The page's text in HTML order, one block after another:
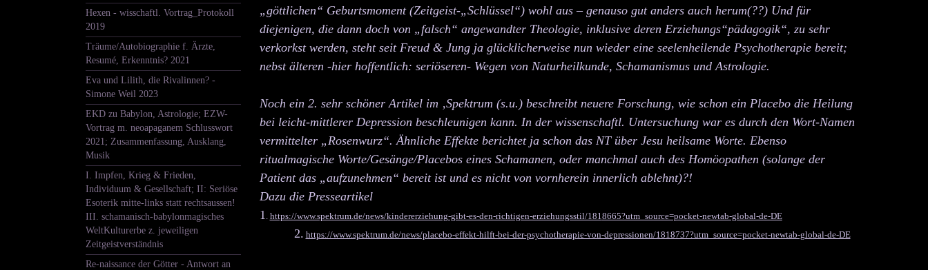
Hexen - wisschaftl. Vortrag_Protokoll
2019
Träume/Autobiographie f. Ärzte,
Resumé, Erkenntnis? 2021
Eva und Lilith, die Rivalinnen? -
Simone Weil 2023
EKD zu Babylon, Astrologie; EZW-
Vortrag m. neoapaganem Schlusswort
2021; Zusammenfassung, Ausklang,
Musik
I. Impfen, Krieg & Frieden,
Individuum & Gesellschaft; II: Seriöse
Esoterik mitte-links statt rechtsaussen!
III. schamanisch-babylonmagisches
WeltKulturerbe z. jeweiligen
Zeitgeistverständnis
Re-naissance der Götter - Antwort an
„göttlichen“ Geburtsmoment (Zeitgeist-„Schlüssel“) wohl aus – genauso gut anders auch herum(??) Und für
diejenigen, die dann doch von „falsch“ angewandter Theologie, inklusive deren Erziehungs“pädagogik“, zu sehr
verkorkst werden, steht seit Freud & Jung ja glücklicherweise nun wieder eine seelenheilende Psychotherapie bereit;
nebst älteren -hier hoffentlich: seriöseren- Wegen von Naturheilkunde, Schamanismus und Astrologie.
Noch ein 2. sehr schöner Artikel im ‚Spektrum (s.u.) beschreibt neuere Forschung, wie schon ein Placebo die Heilung
bei leicht-mittlerer Depression beschleunigen kann. In der wissenschaftl. Untersuchung war es durch den Wort-Namen
vermittelter „Rosenwurz“. Ähnliche Effekte berichtet ja schon das NT über Jesu heilsame Worte. Ebenso
ritualmagische Worte/Gesänge/Placebos eines Schamanen, oder manchmal auch des Homöopathen (solange der
Patient das „aufzunehmen“ bereit ist und es nicht von vornherein innerlich ablehnt)?!
Dazu die Presseartikel
1. https://www.spektrum.de/news/kindererziehung-gibt-es-den-richtigen-erziehungsstil/1818665?utm_source=pocket-newtab-global-de-DE
2. https://www.spektrum.de/news/placebo-effekt-hilft-bei-der-psychotherapie-von-depressionen/1818737?utm_source=pocket-newtab-global-de-DE